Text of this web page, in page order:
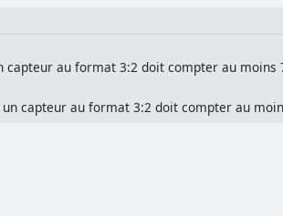
capteur au format 3:2 doit compter au moins
capteur au format 3:2 doit compter au